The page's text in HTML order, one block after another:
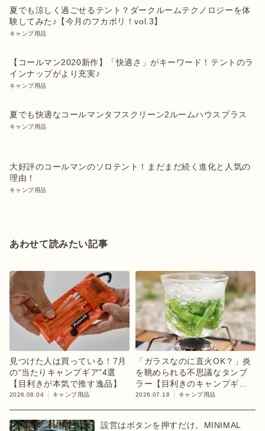
夏でも涼しく過ごせるテント？ダークルームテクノロジーを体
験してみた♪【今月のフカボリ！vol.3】
キャンプ用品
【コールマン2020新作】「快適さ」がキーワード！テントのラ
インナップがより充実♪
キャンプ用品
夏でも快適なコールマンタフスクリーン2ルームハウスプラス
キャンプ用品
大好評のコールマンのソロテント！まだまだ続く進化と人気の
理由！
キャンプ用品
あわせて読みたい記事
見つけた人は買っている！7月
の“当たりキャンプギア”4選
【目利きが本気で推す逸品】
2026.08.04 キャンプ用品
「ガラスなのに直火OK？」炎
を眺められる不思議なタンブ
ラー【目利きのキャンプギ
ア】
2026.07.18 キャンプ用品
設営はボタンを押すだけ。MINIMAL